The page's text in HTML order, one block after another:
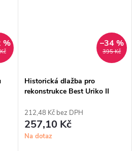
%
395 Kč
–34 %
Historická dlažba pro
rekonstrukce Best Uriko II
212,48 Kč bez DPH
257,10 Kč
Na dotaz